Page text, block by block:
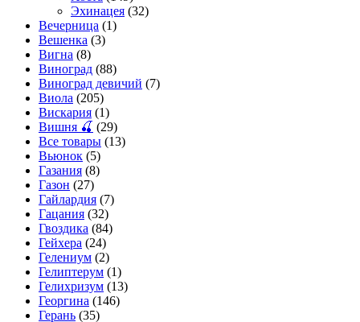
Эхинацея (32)
Вечерница (1)
Вешенка (3)
Вигна (8)
Виноград (88)
Виноград девичий (7)
Виола (205)
Вискария (1)
Вишня 🍒 (29)
Все товары (13)
Вьюнок (5)
Газания (8)
Газон (27)
Гайлардия (7)
Гацания (32)
Гвоздика (84)
Гейхера (24)
Гелениум (2)
Гелиптерум (1)
Гелихризум (13)
Георгина (146)
Герань (35)